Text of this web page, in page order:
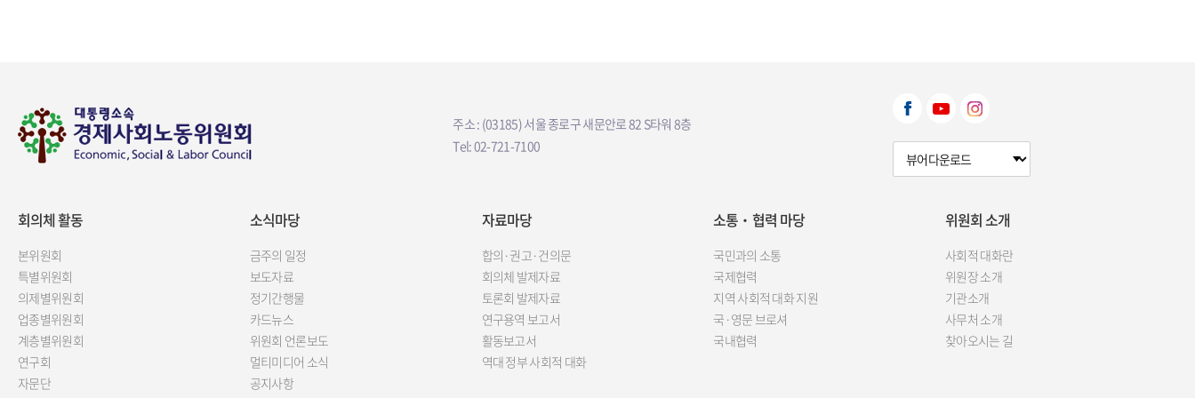
주소 : (03185) 서울 종로구 새문안로 82 S타워 8층
Tel: 02-721-7100
뷰어다운로드 선택
회의체 활동
본위원회
특별위원회
의제별위원회
업종별위원회
계층별위원회
연구회
자문단
소식마당
금주의 일정
보도자료
정기간행물
카드뉴스
위원회 언론보도
멀티미디어 소식
공지사항
자료마당
합의·권고·건의문
회의체 발제자료
토론회 발제자료
연구용역 보고서
활동보고서
역대 정부 사회적 대화
소통‧협력 마당
국민과의 소통
국제협력
지역 사회적 대화 지원
국·영문 브로셔
국내협력
위원회 소개
사회적 대화란
위원장 소개
기관소개
사무처 소개
찾아오시는 길